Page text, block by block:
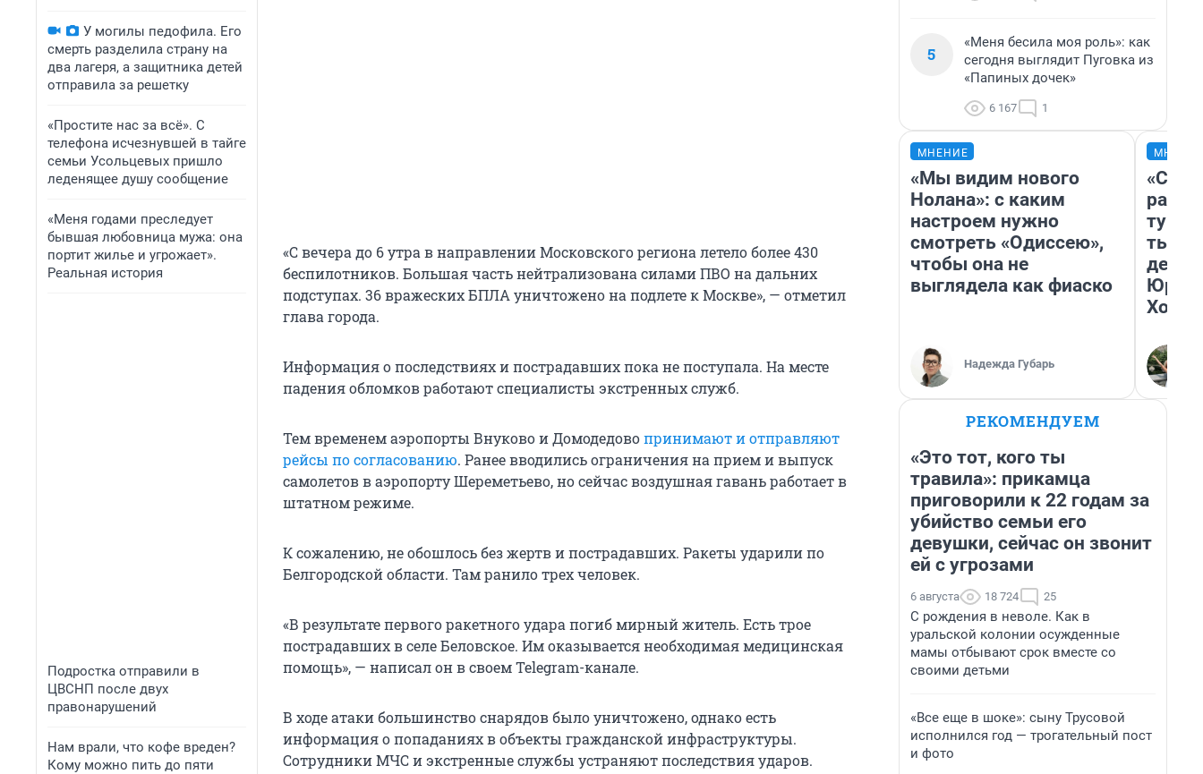
У могилы педофила. Его
смерть разделила страну на
два лагеря, а защитника детей
отправила за решетку
«Простите нас за всё». С
телефона исчезнувшей в тайге
семьи Усольцевых пришло
леденящее душу сообщение
«Меня годами преследует
бывшая любовница мужа: она
портит жилье и угрожает».
Реальная история
Подростка отправили в
ЦВСНП после двух
правонарушений
Нам врали, что кофе вреден?
Кому можно пить до пяти
«С вечера до 6 утра в направлении Московского региона летело более 430
беспилотников. Большая часть нейтрализована силами ПВО на дальних
подступах. 36 вражеских БПЛА уничтожено на подлете к Москве», — отметил
глава города.
Информация о последствиях и пострадавших пока не поступала. На месте
падения обломков работают специалисты экстренных служб.
Тем временем аэропорты Внуково и Домодедовопринимают и отправляют
рейсы по согласованию. Ранее вводились ограничения на прием и выпуск
самолетов в аэропорту Шереметьево, но сейчас воздушная гавань работает в
штатном режиме.
К сожалению, не обошлось без жертв и пострадавших. Ракеты ударили по
Белгородской области. Там ранило трех человек.
«В результате первого ракетного удара погиб мирный житель. Есть трое
пострадавших в селе Беловское. Им оказывается необходимая медицинская
помощь», — написал он в своем Telegram-канале.
В ходе атаки большинство снарядов было уничтожено, однако есть
информация о попаданиях в объекты гражданской инфраструктуры.
Сотрудники МЧС и экстренные службы устраняют последствия ударов.
5
«Меня бесила моя роль»: как
сегодня выглядит Пуговка из
«Папиных дочек»
6 167 1
МНЕНИЕ
«Мы видим нового
Нолана»: с каким
настроем нужно
смотреть «Одиссею»,
чтобы она не
выглядела как фиаско
Надежда Губарь
день
РЕКОМЕНДУЕМ
«Это тот, кого ты
травила»: прикамца
приговорили к 22 годам за
убийство семьи его
девушки, сейчас он звонит
ей с угрозами
6 августа 18 724 25
С рождения в неволе. Как в
уральской колонии осужденные
мамы отбывают срок вместе со
своими детьми
«Все еще в шоке»: сыну Трусовой
исполнился год — трогательный пост
и фото